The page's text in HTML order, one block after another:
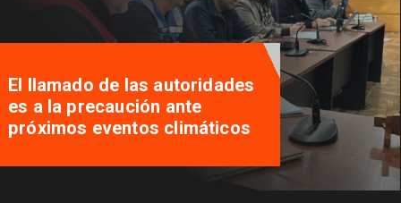
El llamado de las autoridades
es a la precaución ante
próximos eventos climáticos